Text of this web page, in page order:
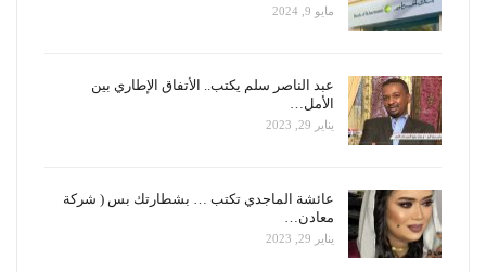
مايو 9, 2024
عبد الناصر سلم يكتب.. الأتفاق الإطاري بين
الأمل…
يناير 29, 2023
عائشة الماجدي تكتب … بشطارتك بس ( شركة
معادن…
يناير 29, 2023